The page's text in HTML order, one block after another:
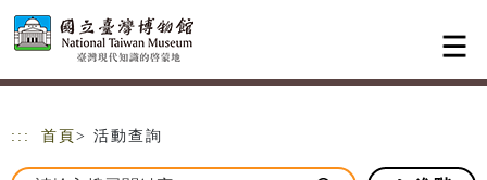
跳到主要內容
網站導覽
::: 首頁 > 活動查詢